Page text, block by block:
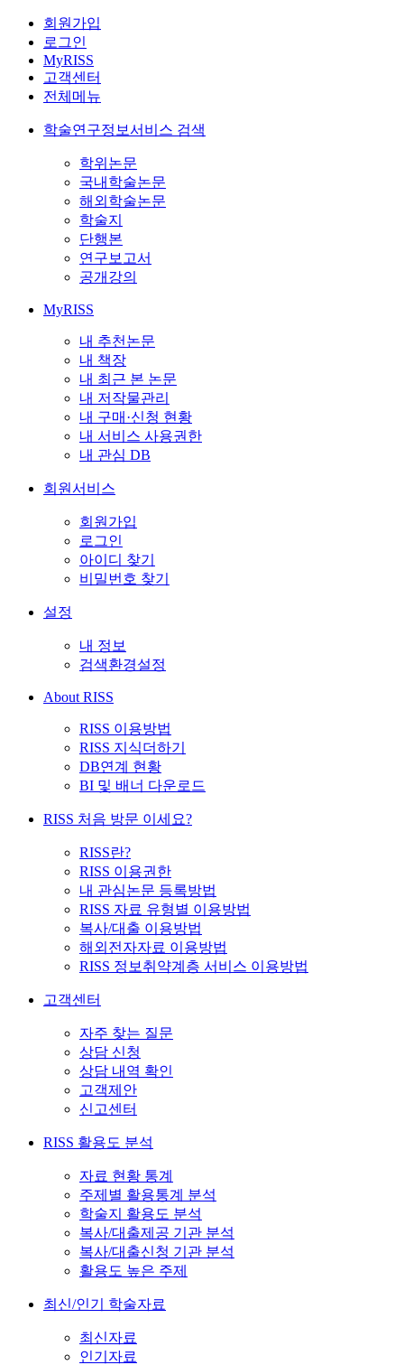
회원가입
로그인
MyRISS
고객센터
전체메뉴
학술연구정보서비스 검색
학위논문
국내학술논문
해외학술논문
학술지
단행본
연구보고서
공개강의
MyRISS
내 추천논문
내 책장
내 최근 본 논문
내 저작물관리
내 구매·신청 현황
내 서비스 사용권한
내 관심 DB
회원서비스
회원가입
로그인
아이디 찾기
비밀번호 찾기
설정
내 정보
검색환경설정
About RISS
RISS 이용방법
RISS 지식더하기
DB연계 현황
BI 및 배너 다운로드
RISS 처음 방문 이세요?
RISS란?
RISS 이용권한
내 관심논문 등록방법
RISS 자료 유형별 이용방법
복사/대출 이용방법
해외전자자료 이용방법
RISS 정보취약계층 서비스 이용방법
고객센터
자주 찾는 질문
상담 신청
상담 내역 확인
고객제안
신고센터
RISS 활용도 분석
자료 현황 통계
주제별 활용통계 분석
학술지 활용도 분석
복사/대출제공 기관 분석
복사/대출신청 기관 분석
활용도 높은 주제
최신/인기 학술자료
최신자료
인기자료